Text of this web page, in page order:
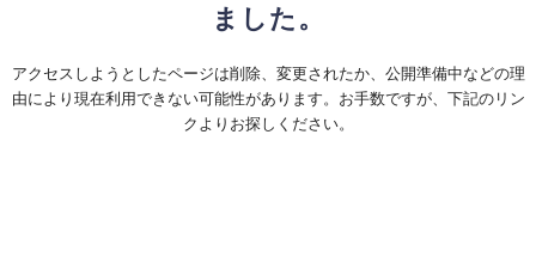
ました。
アクセスしようとしたページは削除、変更されたか、公開準備中などの理
由により現在利用できない可能性があります。お手数ですが、下記のリン
クよりお探しください。